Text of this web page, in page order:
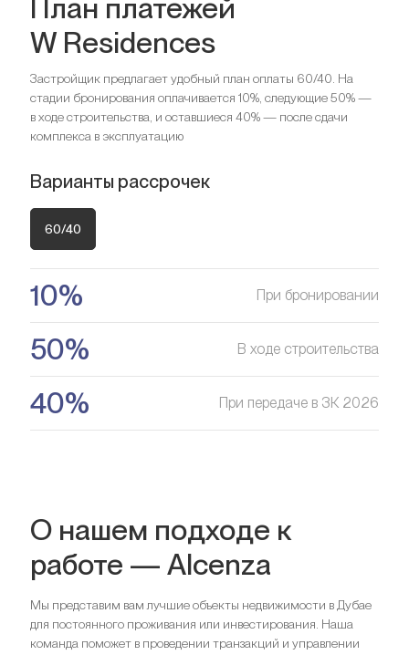
Спальни
Ванные комнаты
2
Ищете выгодный вариант для
Мы поможем вам приобрести актив, который растёт в
цене
Спальни
3
Ванные комнаты
Ищете выгодный вариант для
инвестиций?
Мы поможем вам приобрести актив, который растёт в
Оставить заявку
План платежей
W Residences
Застройщик предлагает удобный план оплаты 60/40. На
стадии бронирования оплачивается 10%, следующие 50% —
в ходе строительства, и оставшиеся 40% — после сдачи
комплекса в эксплуатацию
Варианты рассрочек
60/40
10% При бронировании
50% В ходе строительства
40% При передаче в 3К 2026
О нашем подходе к
работе — Alcenza
Мы представим вам лучшие объекты недвижимости в Дубае
для постоянного проживания или инвестирования. Наша
команда поможет в проведении транзакций и управлении